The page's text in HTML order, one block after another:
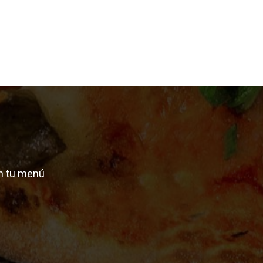
tu menú